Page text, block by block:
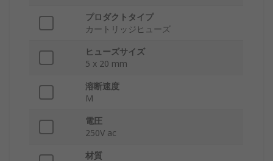
プロダクトタイプ
カートリッジヒューズ
ヒューズサイズ
5 x 20 mm
溶断速度
M
電圧
250V ac
材質